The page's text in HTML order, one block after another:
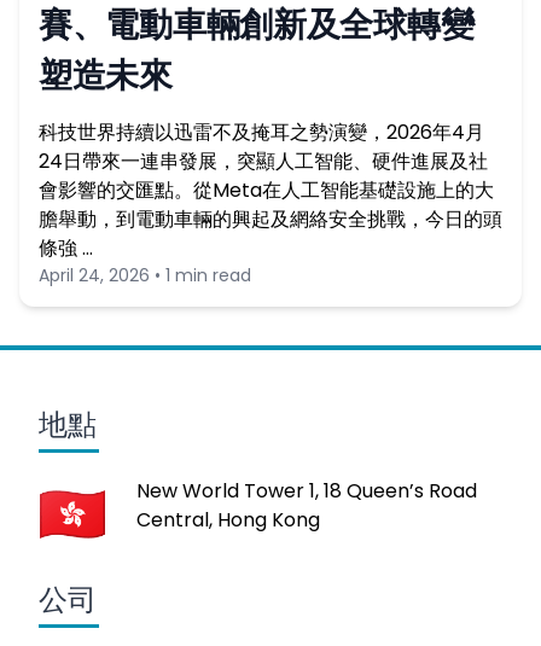
賽、電動車輛創新及全球轉變
塑造未來
科技世界持續以迅雷不及掩耳之勢演變，2026年4月
24日帶來一連串發展，突顯人工智能、硬件進展及社
會影響的交匯點。從Meta在人工智能基礎設施上的大
膽舉動，到電動車輛的興起及網絡安全挑戰，今日的頭
條強 …
April 24, 2026 • 1 min read
地點
New World Tower 1, 18 Queen’s Road
Central, Hong Kong
公司